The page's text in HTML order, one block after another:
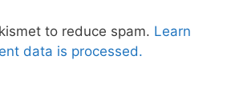
to reduce spam. Learn
data is processed.